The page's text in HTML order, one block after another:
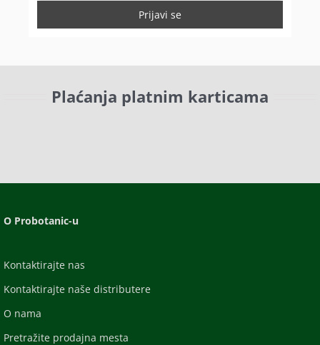
Plaćanja platnim karticama
O Probotanic-u
Kontaktirajte nas
Kontaktirajte naše distributere
O nama
Pretražite prodajna mesta